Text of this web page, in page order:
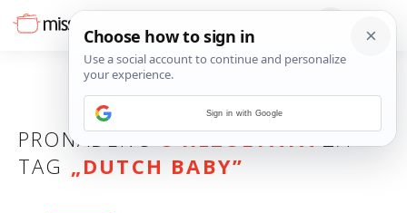
PRONAĐENO8 REZULTATAZA
TAG „DUTCH BABY”
Sign in with Google